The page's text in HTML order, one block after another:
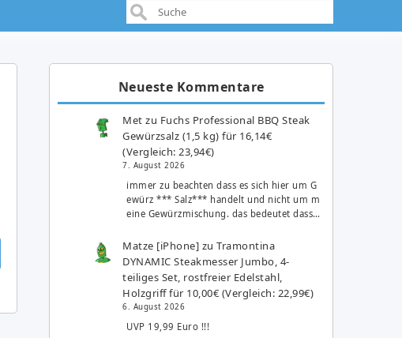
Neueste Kommentare
Met zu Fuchs Professional BBQ Steak
Gewürzsalz (1,5 kg) für 16,14€
(Vergleich: 23,94€)
7. August 2026
immer zu beachten dass es sich hier um G
ewürz *** Salz*** handelt und nicht um m
eine Gewürzmischung. das bedeutet dass…
Matze [iPhone] zuTramontina
DYNAMIC Steakmesser Jumbo, 4-
teiliges Set, rostfreier Edelstahl,
Holzgriff für 10,00€ (Vergleich: 22,99€)
6. August 2026
UVP 19,99 Euro !!!